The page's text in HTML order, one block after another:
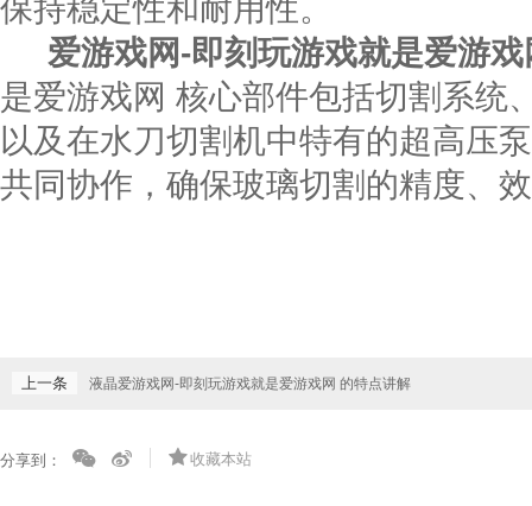
保持稳定性和耐用性。
爱游戏网-即刻玩游戏就是爱游
是爱游戏网 核心部件包括切割系统
以及在水刀切割机中特有的超高压
共同协作，确保玻璃切割的精度、
上一条 液晶爱游戏网-即刻玩游戏就是爱游戏网 的特点讲解
分享到： 收藏本站